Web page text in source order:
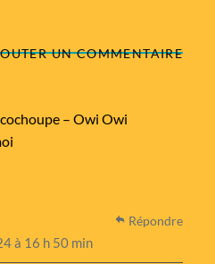
UN COMMENTAIRE
– Owi Owi
à 16 h 50 min
Répondre